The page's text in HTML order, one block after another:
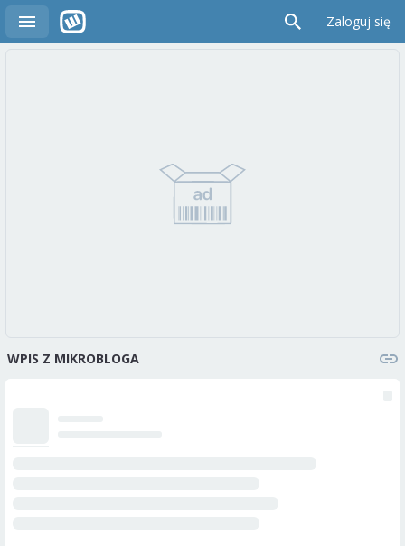
Zaloguj się
WPIS Z MIKROBLOGA